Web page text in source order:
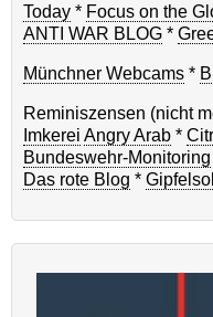
Today * Focus on the
ANTI WAR BLOG *
Münchner Webcams *
Reminiszensen (nicht
Imkerei Angry Arab *
Bundeswehr-Monitoring
Das rote Blog *